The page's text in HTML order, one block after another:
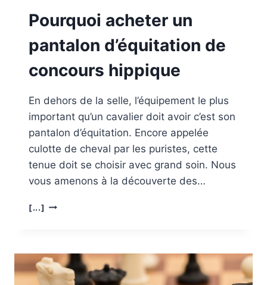
Pourquoi acheter un
pantalon d’équitation de
concours hippique
En dehors de la selle, l’équipement le plus
important qu’un cavalier doit avoir c’est son
pantalon d’équitation. Encore appelée
culotte de cheval par les puristes, cette
tenue doit se choisir avec grand soin. Nous
vous amenons à la découverte des…
[...] POURQUOI
D’ÉQUITATION
DE
CONCOURS